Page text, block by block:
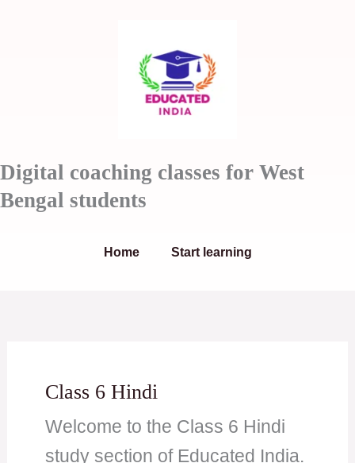
Digital coaching classes for West
Bengal students
Home Start learning
Class 6 Hindi
Welcome to the Class 6 Hindi
study section of Educated India.